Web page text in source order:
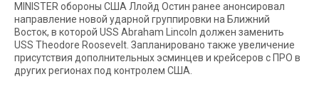
MINISTER обороны США Ллойд Остин ранее анонсировал
направление новой ударной группировки на Ближний
Восток, в которой USS Abraham Lincoln должен заменить
USS Theodore Roosevelt. Запланировано также увеличение
присутствия дополнительных эсминцев и крейсеров с ПРО в
других регионах под контролем США.